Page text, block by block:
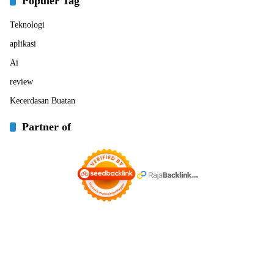
Teknologi
aplikasi
Ai
review
Kecerdasan Buatan
Partner of